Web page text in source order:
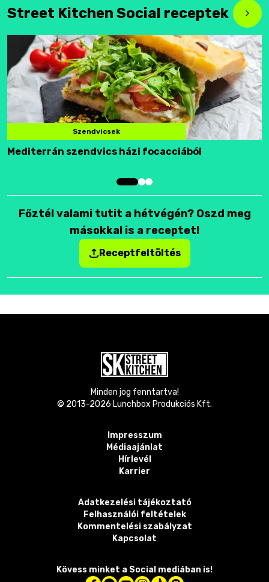
Street Kitchen Social receptek
Szendvicsek
Mediterrán szendvics házi focacciából
Főztél valami tutit a hétvégén? Oszd meg
másokkal is a receptet!
Receptfeltöltés
Minden jog fenntartva!
© 2013-2026 Lunchbox Produkciós Kft.
Impresszum
Médiaajánlat
Hírlevél
Karrier
Adatkezelési tájékoztató
Felhasználói feltételek
Kommentelési szabályzat
Kapcsolat
Kövess minket a Social mediában is!